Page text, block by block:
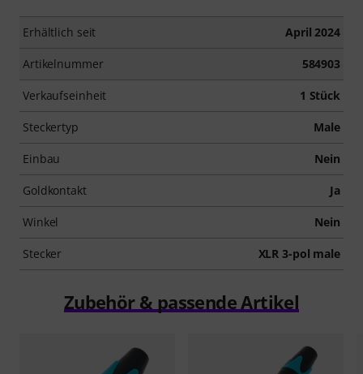
Erhältlich seit April 2024
Artikelnummer 584903
Verkaufseinheit 1 Stück
Steckertyp Male
Einbau Nein
Goldkontakt Ja
Winkel Nein
Stecker XLR 3-pol male
Zubehör & passende Artikel